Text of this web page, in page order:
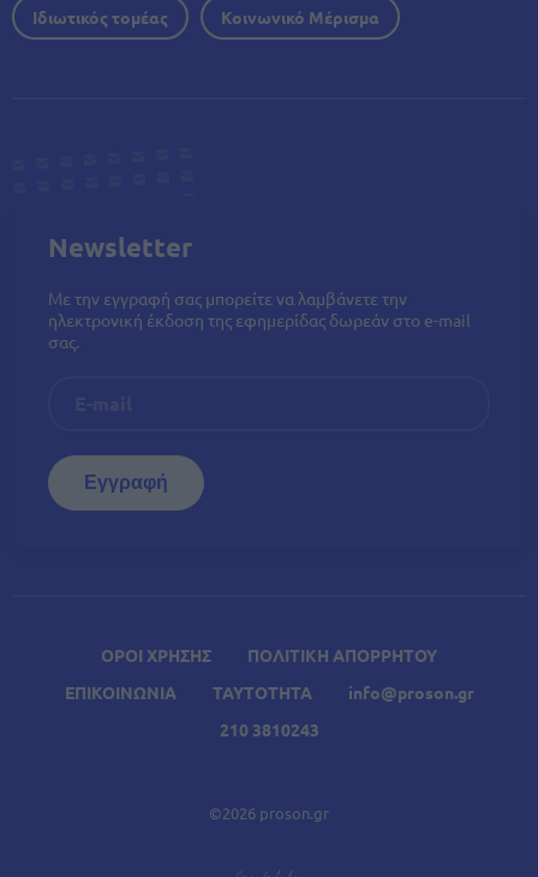
ΟΡΟΙ ΧΡΗΣΗΣ
ΠΟΛΙΤΙΚΗ ΑΠΟΡΡΗΤΟΥ
ΕΠΙΚΟΙΝΩΝΙΑ
ΤΑΥΤΟΤΗΤΑ
info@proson.gr
210 3810243
©2026 proson.gr
Ιδιωτικός τομέας Κοινωνικό Μέρισμα
Newsletter
Με την εγγραφή σας μπορείτε να λαμβάνετε την
ηλεκτρονική έκδοση της εφημερίδας δωρεάν στο e-mail
σας.